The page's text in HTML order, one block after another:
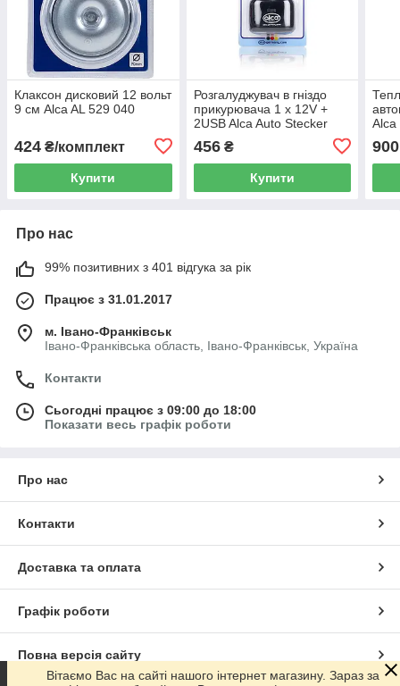
Клаксон дисковий 12 вольт
9 см Alca AL 529 040
424 ₴/комплект
Купити
Розгалуджувач в гніздо
прикурювача 1 х 12V +
2USB Alca Auto Stecker
456₴
Купити
Alca
900
Про нас
99% позитивних з 401 відгука за рік
Працює з 31.01.2017
м. Івано-Франківськ
Івано-Франківська область, Івано-Франківськ, Україна
Контакти
Сьогодні працює з 09:00 до 18:00
Показати весь графік роботи
Про нас
Контакти
Доставка та оплата
Графік роботи
Повна версія сайту
Вітаємо Вас на сайті нашого інтернет магазину. Зараз за